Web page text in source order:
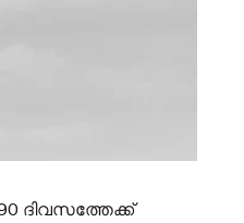
ദിവസത്തേക്ക്